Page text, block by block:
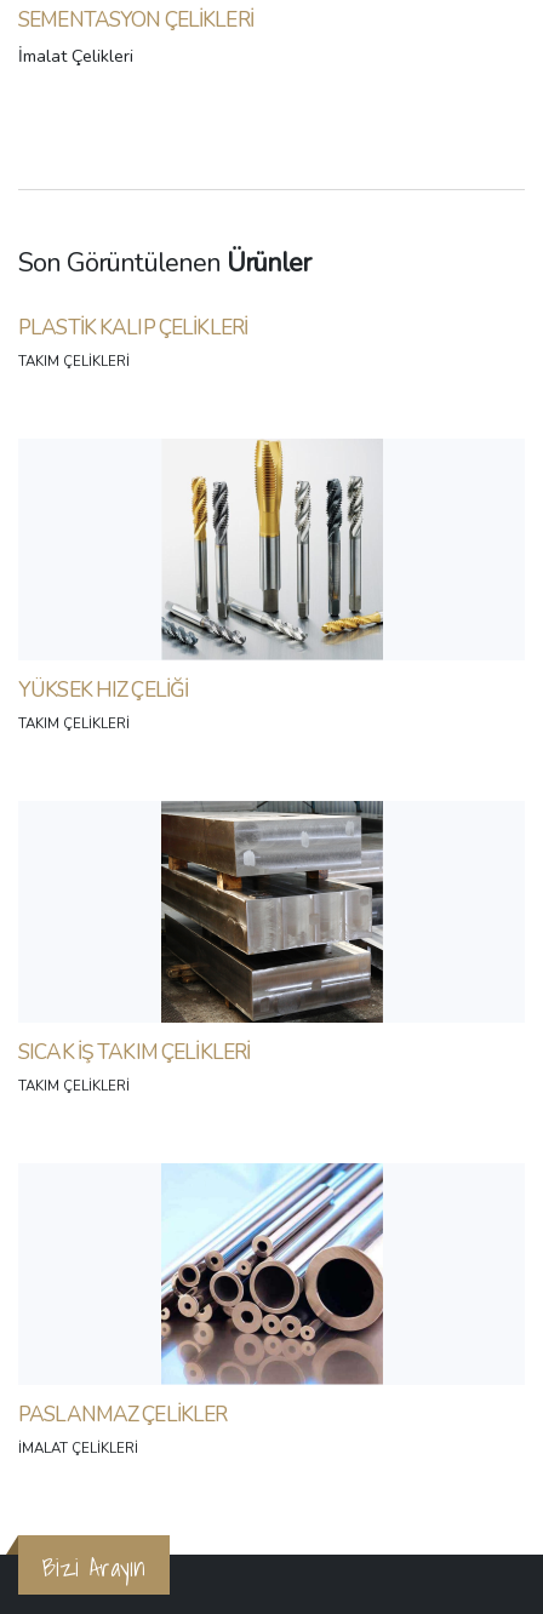
SEMENTASYON ÇELIKLERI
İmalat Çelikleri
Son Görüntülenen Ürünler
PLASTIK KALIP ÇELIKLERI
TAKIM ÇELIKLERI
YÜKSEK HIZ ÇELIĞI
TAKIM ÇELIKLERI
SICAK İŞ TAKIM ÇELIKLERI
TAKIM ÇELIKLERI
PASLANMAZ ÇELIKLER
İMALAT ÇELIKLERI
Bizi Arayın